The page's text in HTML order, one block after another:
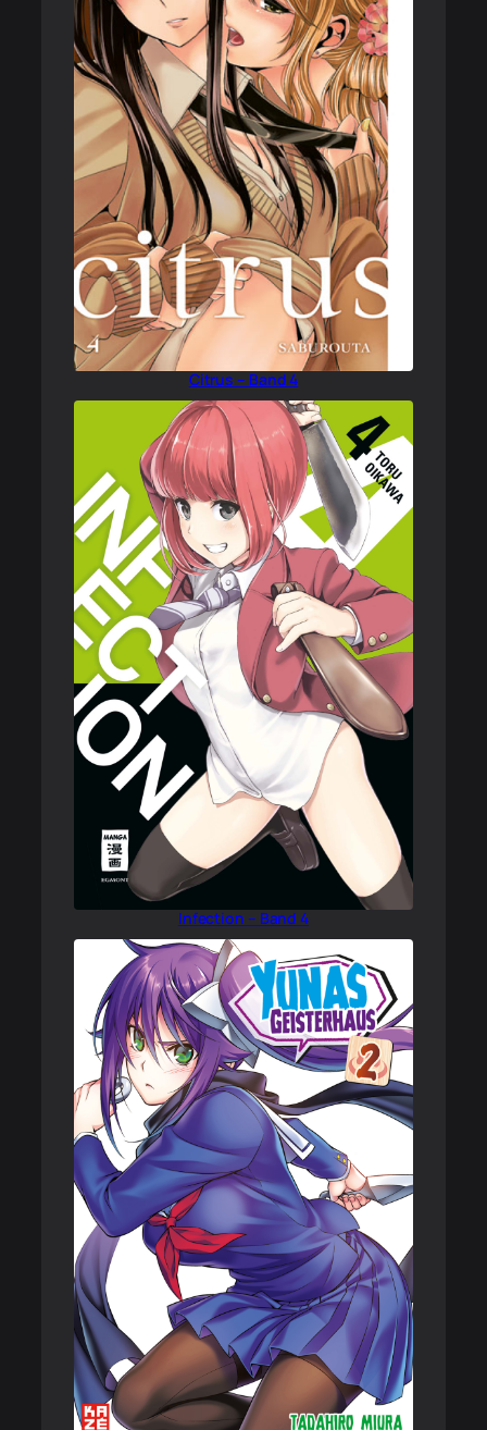
Citrus – Band 4
Infection – Band 4